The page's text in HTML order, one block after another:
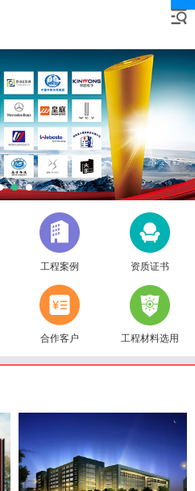
工程案例 资质证书
合作客户 工程材料选用